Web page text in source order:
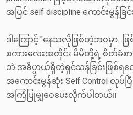
အပြင် self discipline ကောင်းမွန်
ဒါကြောင့် "နေသလိုဖြစ်တဲ့ဘဝမှာ...
စကားလေးအတိုင်း မိမိတို့ရဲ့ စိတ်ခံစာ
ဘဲ အဓိပ္ပာယ်ရှိတဲ့ရှင်သန်ခြင်းဖြစ်
အကောင်းမွန်ဆုံး Self Control လုပ်ပ
အကြံပြုမျှဝေပေးလိုက်ပါတယ်။